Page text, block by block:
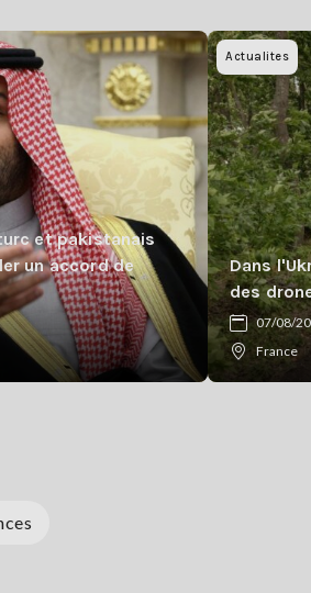
et pakistanais
un accord de
Actualites
Dans
des
07/08/
France